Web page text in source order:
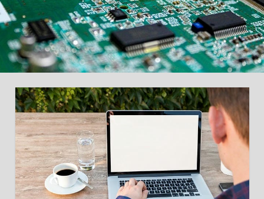
な
た
の
デ
ジ
タ
ル
ラ
イ
フ
に
欠
か
せ